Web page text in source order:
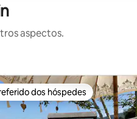
aspectos.
os melhores preferidos dos
dos hóspedes